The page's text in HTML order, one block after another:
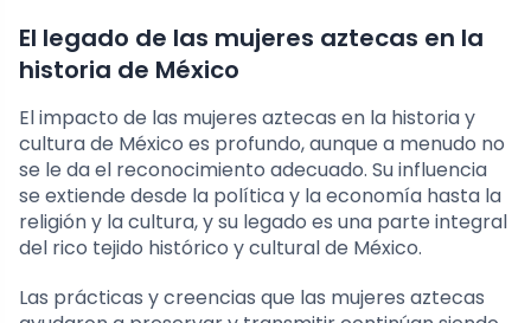
El legado de las mujeres aztecas en la
historia de México
El impacto de las mujeres aztecas en la historia y
cultura de México es profundo, aunque a menudo no
se le da el reconocimiento adecuado. Su influencia
se extiende desde la política y la economía hasta la
religión y la cultura, y su legado es una parte integral
del rico tejido histórico y cultural de México.
Las prácticas y creencias que las mujeres aztecas